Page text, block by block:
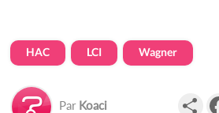
HAC LCI Wagner
Par Koaci